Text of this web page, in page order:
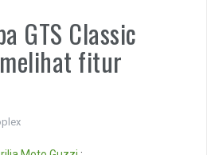
GTS Classic
fitur